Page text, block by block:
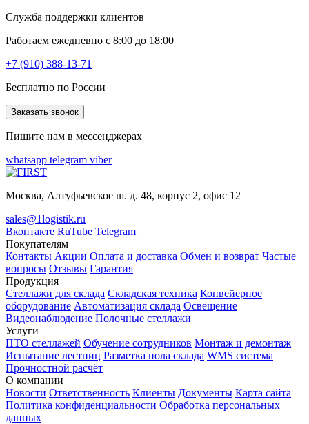
Служба поддержки клиентов
Работаем ежедневно с 8:00 до 18:00
+7 (910) 388-13-71
Бесплатно по России
Заказать звонок
Пишите нам в мессенджерах
whatsapp telegram viber
Москва, Алтуфьевское ш. д. 48, корпус 2, офис 12
sales@1logistik.ru
Вконтакте RuTube Telegram
Покупателям
Контакты Акции Оплата и доставка Обмен и возврат Частые
вопросы Отзывы Гарантия
Продукция
Стеллажи для склада Складская техника Конвейерное
оборудование Автоматизация склада Освещение
Видеонаблюдение Полочные стеллажи
Услуги
ПТО стеллажей Обучение сотрудников Монтаж и демонтаж
Испытание лестниц Разметка пола склада WMS система
Прочностной расчёт
О компании
Новости Ответственность Клиенты Документы Карта сайта
Политика конфиденциальности Обработка персональных
данных